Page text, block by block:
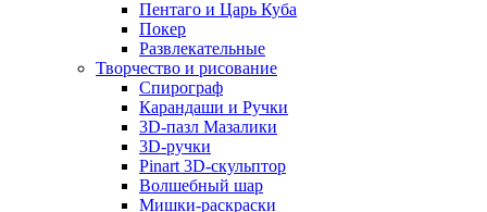
Пентаго и Царь Куба
Покер
Развлекательные
Творчество и рисование
Спирограф
Карандаши и Ручки
3D-пазл Мазалики
3D-ручки
Pinart 3D-скульптор
Волшебный шар
Мишки-раскраски